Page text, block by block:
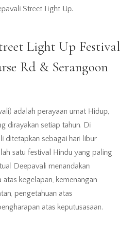
Street Light Up.
Light Up Festival
Rd & Serangoon
adalah perayaan umat Hidup,
dirayakan setiap tahun. Di
ditetapkan sebagai hari libur
satu festival Hindu yang paling
Deepavali menandakan
atas kegelapan, kemenangan
pengetahuan atas
atas keputusasaan.